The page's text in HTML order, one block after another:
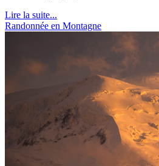
Lire la suite...
Randonnée en Montagne